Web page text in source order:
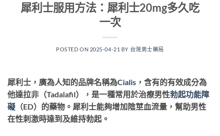
犀利士服用方法：犀利士20mg多久吃
一次
POSTED ON 2025-04-21 BY 台灣男士藥局
犀利士，廣為人知的品牌名稱為Cialis ，含有的有效成分為
他達拉非（Tadalafil），是一種常用於治療男性勃起功能障
礙 （ED）的藥物。犀利士能夠增加陰莖血流量，幫助男性
在性刺激時達到及維持勃起。